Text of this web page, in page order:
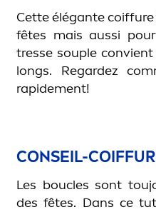
Cetteélégantecoiffure
fêtes mais aussi pour
tresse souple convient
longs. Regardez com
rapidement!
CONSEIL-
Les boucles sont
desfêtes. Dans ce